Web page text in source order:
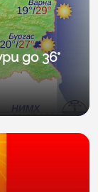
до 36°